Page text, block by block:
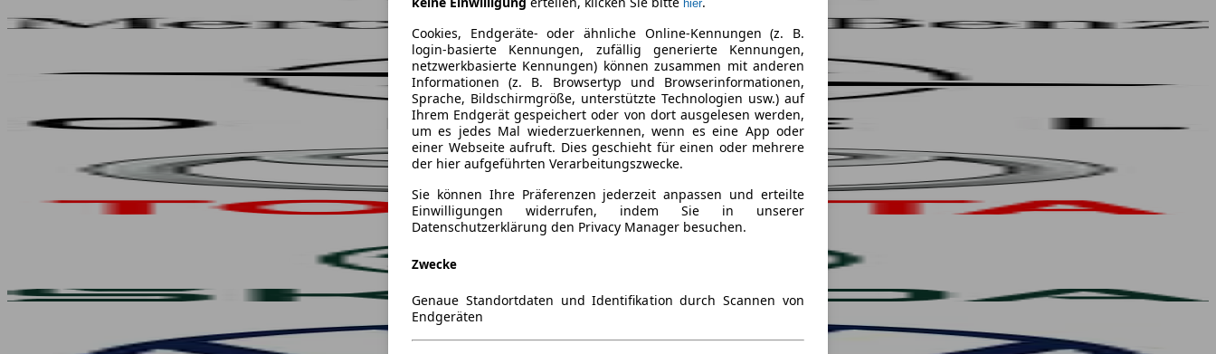
hier
Cookies, Endgeräte- oder ähnliche Online-Kennungen (z. B.
login-basierte Kennungen, zufällig generierte Kennungen,
netzwerkbasierte Kennungen) können zusammen mit anderen
Informationen (z. B. Browsertyp und Browserinformationen,
Sprache, Bildschirmgröße, unterstützte Technologien usw.) auf
Ihrem Endgerät gespeichert oder von dort ausgelesen werden,
um es jedes Mal wiederzuerkennen, wenn es eine App oder
einer Webseite aufruft. Dies geschieht für einen oder mehrere
der hier aufgeführten Verarbeitungszwecke.
Sie können Ihre Präferenzen jederzeit anpassen und erteilte
Einwilligungen widerrufen, indem Sie in unserer
Datenschutzerklärung den Privacy Manager besuchen.
Zwecke
Genaue Standortdaten und Identifikation durch Scannen von
Endgeräten